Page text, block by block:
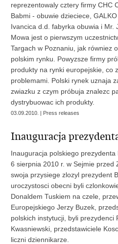
reprezentowaly cztery firmy CHC
Babmi - obuwie dzieciece,
Ivancica d.d. fabyrka obuwia i Mr.
Mowa jest o pierwszym
Targach w Poznaniu, jak równiez
polskim rynku. Powyzsze firmy
produkty na rynki europejskie, co
problemami. Polski rynek uznaja
zwiazku z czym próbuja znalezc
dystrybuowac ich produkty.
03.09.2010. | Press releases
Inauguracja
Inauguracja polskiego
6 sierpnia 2010 r. w Sejmie przed
swoja przysiege zlozyl prezydent
uroczystosci obecni byli
Donaldem Tuskiem na czele,
Europejskiego Jerzy Buzek,
polskich instytucji, byli prezydenci
Kwasniewski, przedstawiciele
liczni dziennikarze.